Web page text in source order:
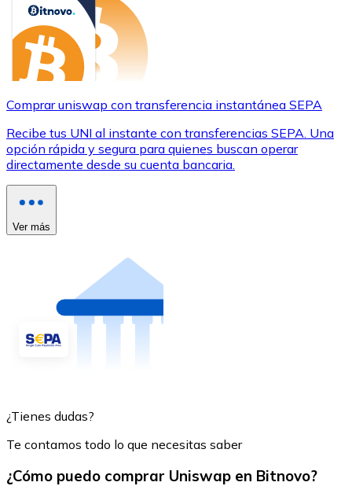
Comprar uniswap con transferencia instantánea SEPA
Recibe tus UNI al instante con transferencias SEPA. Una
opción rápida y segura para quienes buscan operar
directamente desde su cuenta bancaria.
Ver más
¿Tienes dudas?
Te contamos todo lo que necesitas saber
¿Cómo puedo comprar Uniswap en Bitnovo?